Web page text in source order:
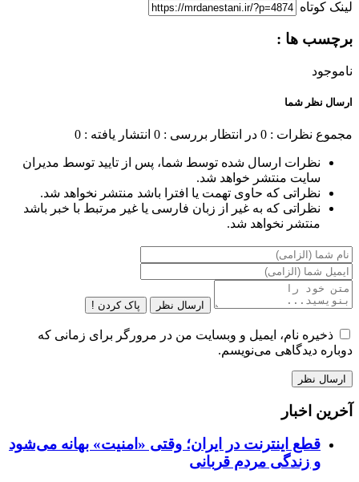
لینک کوتاه
برچسب ها :
ناموجود
ارسال نظر شما
مجموع نظرات : 0 در انتظار بررسی : 0 انتشار یافته : 0
نظرات ارسال شده توسط شما، پس از تایید توسط مدیران
سایت منتشر خواهد شد.
نظراتی که حاوی تهمت یا افترا باشد منتشر نخواهد شد.
نظراتی که به غیر از زبان فارسی یا غیر مرتبط با خبر باشد
منتشر نخواهد شد.
ارسال نظر پاک کردن !
ذخیره نام، ایمیل و وبسایت من در مرورگر برای زمانی که
دوباره دیدگاهی می‌نویسم.
آخرین اخبار
قطع اینترنت در ایران؛ وقتی «امنیت» بهانه می‌شود
و زندگی مردم قربانی